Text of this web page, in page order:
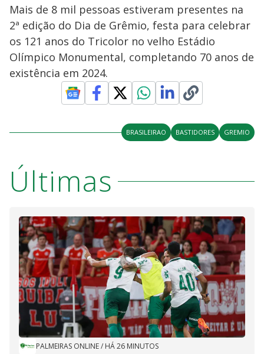
Mais de 8 mil pessoas estiveram presentes na
2ª edição do Dia de Grêmio, festa para celebrar
os 121 anos do Tricolor no velho Estádio
Olímpico Monumental, completando 70 anos de
existência em 2024.
BRASILEIRAO BASTIDORES GREMIO
Últimas
PALMEIRAS ONLINE/ HÁ 26 MINUTOS